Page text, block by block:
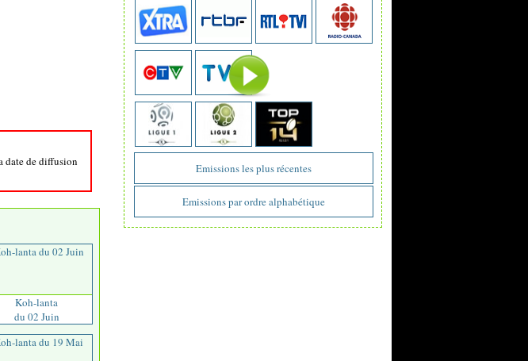
Emissions les plus récentes
Emissions par ordre alphabétique
date de diffusion
Koh-lanta
du 02 Juin